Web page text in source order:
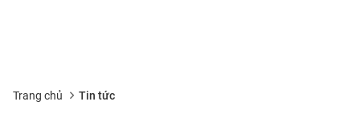
Trang chủ Tin tức